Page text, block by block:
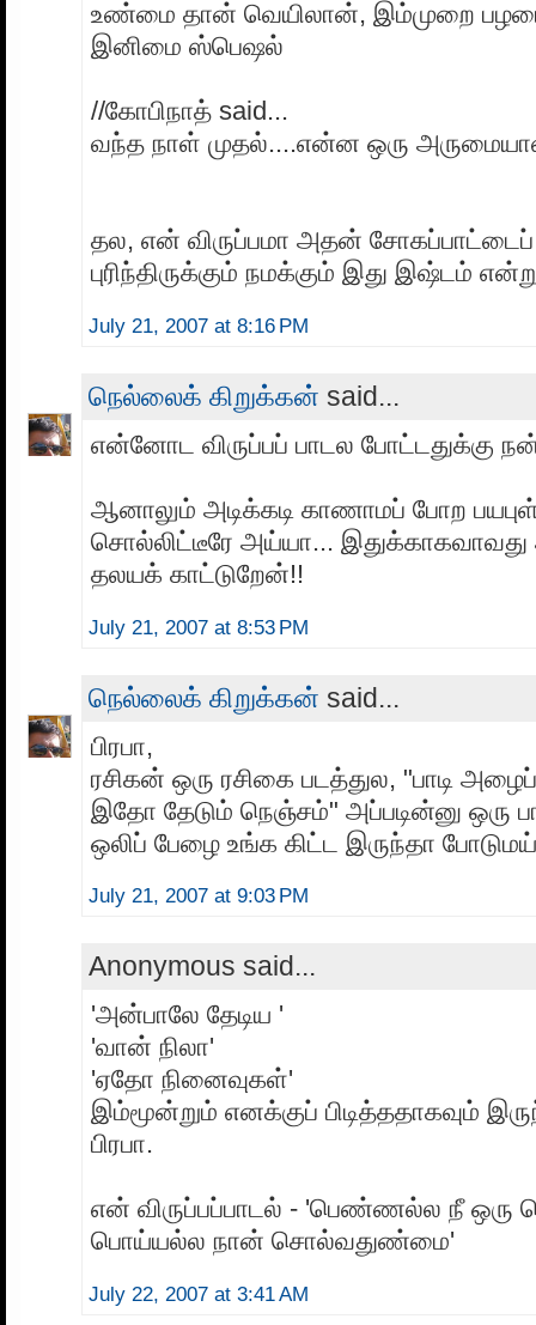
உண்மை தான் வெயிலான், இம்முறை
இனிமை ஸ்பெஷல்
//கோபிநாத் said...
வந்த நாள் முதல்....என்ன ஒரு
தல, என் விருப்பமா அதன்
புரிந்திருக்கும் நமக்கும் இது இஷ்டம்
July 21, 2007 at 8:16 PM
நெல்லைக் கிறுக்கன் said...
என்னோட விருப்பப் பாடல போட்டதுக்கு
ஆனாலும் அடிக்கடி காணாமப் போற
சொல்லிட்டீரே அய்யா... இதுக்காகவாவது
தலயக் காட்டுறேன்!!
July 21, 2007 at 8:53 PM
நெல்லைக் கிறுக்கன் said...
பிரபா,
ரசிகன் ஒரு ரசிகை படத்துல, "பாடி
இதோ தேடும் நெஞ்சம்" அப்படின்னு ஒரு
ஒலிப் பேழை உங்க கிட்ட இருந்தா
July 21, 2007 at 9:03 PM
Anonymous said...
'அன்பாலே தேடிய '
'வான் நிலா'
'ஏதோ நினைவுகள்'
இம்மூன்றும் எனக்குப் பிடித்ததாகவும்
பிரபா.
என் விருப்பப்பாடல் - 'பெண்ணல்ல நீ ஒரு
பொய்யல்ல நான் சொல்வதுண்மை'
July 22, 2007 at 3:41 AM